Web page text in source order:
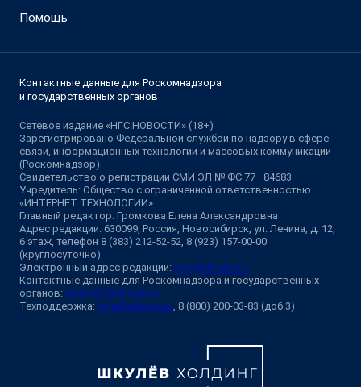
Помощь
Контактные данные для Роскомнадзора
и государственных органов
Сетевое издание «НГС.НОВОСТИ» (18+)
Зарегистрировано Федеральной службой по надзору в сфере
связи, информационных технологий и массовых коммуникаций
(Роскомнадзор)
Свидетельство о регистрации СМИ ЭЛ № ФС 77—84683
Учредитель: Общество с ограниченной ответственностью
«ИНТЕРНЕТ ТЕХНОЛОГИИ»
Главный редактор: Громкова Елена Александровна
Адрес редакции: 630099, Россия, Новосибирск, ул. Ленина, д. 12,
6 этаж, телефон 8 (383) 212-52-52, 8 (923) 157-00-00
(круглосуточно)
Электронный адрес редакции: ngs@shkulev.ru
Контактные данные для Роскомнадзора и государственных
органов: juristnsk@shkulev.ru
Техподдержка: help@shkulev.ru , 8 (800) 200-03-83 (доб.3)